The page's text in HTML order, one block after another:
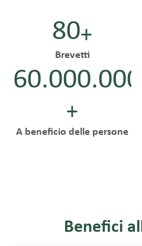
80+
Brevetti
60.000.000
+
A beneficio delle persone
Benefici